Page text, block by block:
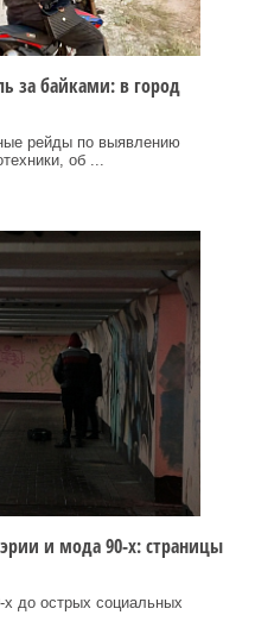
за байками: в город
рейды по выявлению
об ...
и мода 90-х: страницы
до острых социальных